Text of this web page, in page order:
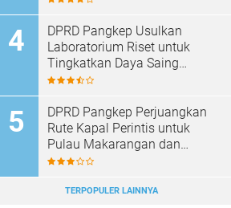
DPRD Pangkep Usulkan
Laboratorium Riset untuk
Tingkatkan Daya Saing
Produk Unggulan
DPRD Pangkep Perjuangkan
Rute Kapal Perintis untuk
Pulau Makarangan dan
Langkoteang
TERPOPULER LAINNYA